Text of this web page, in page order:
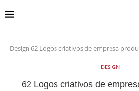
Design 62 Logos criativos de empresa
DESIGN
62 Logos criativos de